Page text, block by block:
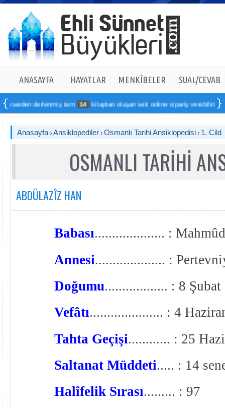
ANASAYFA HAYATLAR MENKÎBELER SUAL/CEVAB
tam 14 kitaptan oluşan seti online sipariş verebilirsiniz
Anasayfa Ansiklopediler Osmanlı Tarihi Ansiklopedisi 1. Cild
OSMANLI TARİHİ
ABDÜLAZÎZ HAN
Babası.................... :
Annesi.................... :
Doğumu.................. : 8 Şubat
Vefâtı..................... : 4
Tahta Geçişi............ : 25
Saltanat Müddeti..... : 14
Halîfelik Sırası......... : 97